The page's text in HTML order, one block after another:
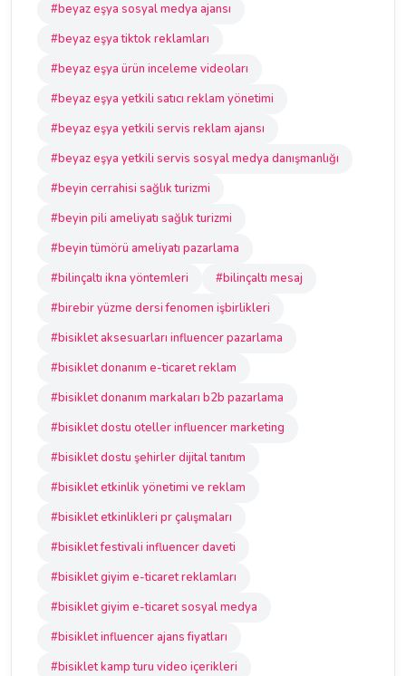
#beyaz eşya sosyal medya ajansı
#beyaz eşya tiktok reklamları
#beyaz eşya ürün inceleme videoları
#beyaz eşya yetkili satıcı reklam yönetimi
#beyaz eşya yetkili servis reklam ajansı
#beyaz eşya yetkili servis sosyal medya danışmanlığı
#beyin cerrahisi sağlık turizmi
#beyin pili ameliyatı sağlık turizmi
#beyin tümörü ameliyatı pazarlama
#bilinçaltı ikna yöntemleri
#bilinçaltı mesaj
#birebir yüzme dersi fenomen işbirlikleri
#bisiklet aksesuarları influencer pazarlama
#bisiklet donanım e-ticaret reklam
#bisiklet donanım markaları b2b pazarlama
#bisiklet dostu oteller influencer marketing
#bisiklet dostu şehirler dijital tanıtım
#bisiklet etkinlik yönetimi ve reklam
#bisiklet etkinlikleri pr çalışmaları
#bisiklet festivali influencer daveti
#bisiklet giyim e-ticaret reklamları
#bisiklet giyim e-ticaret sosyal medya
#bisiklet influencer ajans fiyatları
#bisiklet kamp turu video içerikleri